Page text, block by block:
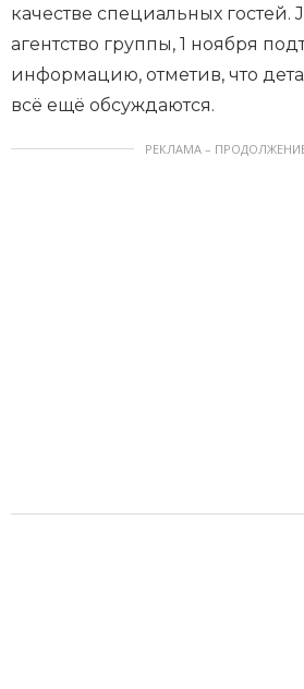
качестве специальных гостей.
агентство группы, 1 ноября
информацию, отметив, что
всё ещё обсуждаются.
РЕКЛАМА –